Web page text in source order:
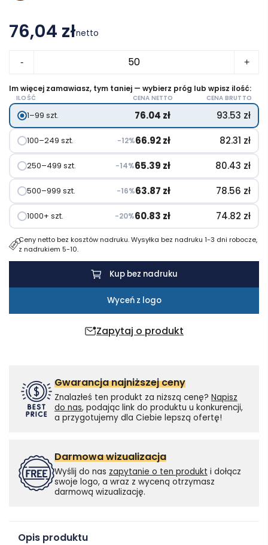
76,04 złnetto
-
C36
przedłużany
kabel
do
ładowania
podświetlanym
logo
3-
w-
1
rPET
z
+
Zapytaj o produkt
Im więcej zamawiasz, tym taniej — wybierz próg lub wpisz ilość:
ILOŚĆ CENA NETTO CENA BRUTTO
1–99 szt. 76.04 zł 93.53 zł
100–249 szt. −12%66.92zł 82.31 zł
250–499 szt. −14%65.39 zł 80.43 zł
500–999 szt. −16%63.87 zł 78.56 zł
1000+ szt. −20%60.83 zł 74.82 zł
Ceny netto bez kosztów nadruku. Wysyłka bez nadruku 1-3 dni robocze,
z nadrukiem 5-10.
Kup bez nadruku
Wyceń z logo
Gwarancja najniższej ceny
Znalazłeś ten produkt za niższą cenę? Napisz
do nas, podając link do produktu u konkurencji,
a przygotujemy dla Ciebie lepszą ofertę!
Darmowa wizualizacja
Wyślij do nas zapytanie o ten produkt i dołącz
swoje logo, a wraz z wyceną otrzymasz
darmową wizualizację.
Opis produktu